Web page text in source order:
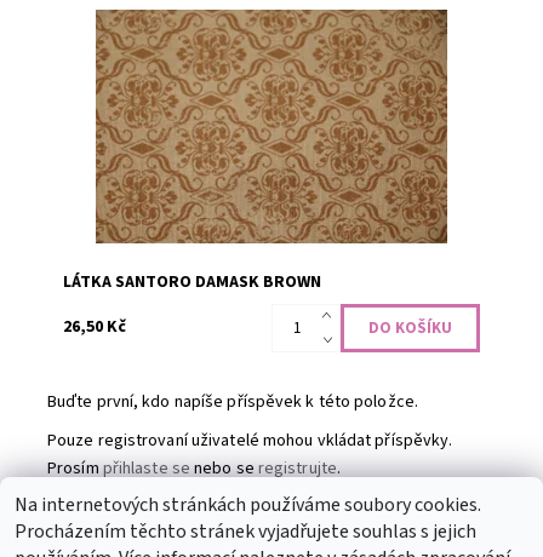
100% bavlna, šíře 110 cm
Dostupnost:
Skladem
Kód:
CODE-1367
Značka:
QT Fabrics
LÁTKA SANTORO DAMASK BROWN
26,50 Kč
Buďte první, kdo napíše příspěvek k této položce.
Pouze registrovaní uživatelé mohou vkládat příspěvky.
Prosímpřihlaste senebo seregistrujte.
Partneři Toaletní papír Ubrousky Práce na doma
Na internetových stránkách používáme soubory cookies.
Procházením těchto stránek vyjadřujete souhlas s jejich